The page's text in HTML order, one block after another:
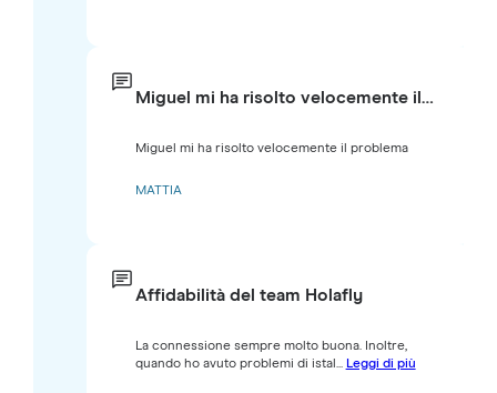
Miguel mi ha risolto velocemente il…
Miguel mi ha risolto velocemente il problema
MATTIA
Affidabilità del team Holafly
La connessione sempre molto buona. Inoltre,
quando ho avuto problemi di istal... Leggi di più